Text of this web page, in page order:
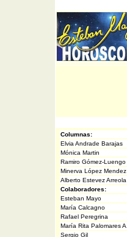
Columnas:
Elvia Andrade Barajas
Mónica Martin
Ramiro Gómez-Luengo
Minerva López Mendez
Alberto Estevez Arreola
Colaboradores:
Esteban Mayo
María Calcagno
Rafael Peregrina
María Rita Palomares A.
Sergio Gil